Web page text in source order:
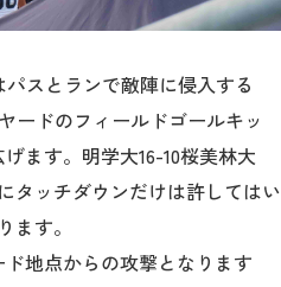
スとランで敵陣に侵入する
ードのフィールドゴールキッ
ます。明学大16-10桜美林大
タッチダウンだけは許してはい
ます。
地点からの攻撃となります